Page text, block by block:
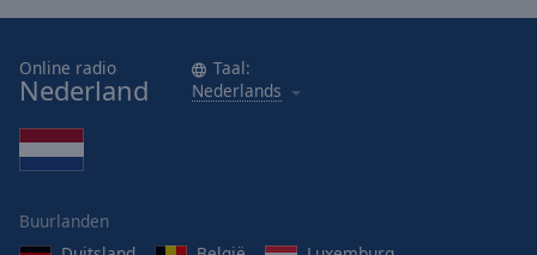
Online radio
Nederland
Taal:
Nederlands
Buurlanden